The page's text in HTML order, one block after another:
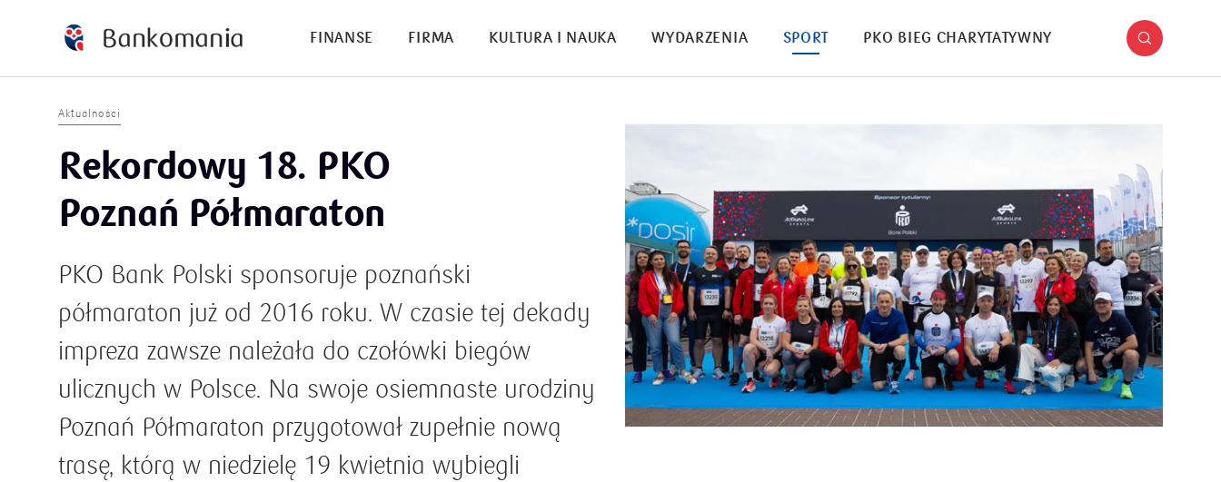
FINANSE FIRMA KULTURA I NAUKA WYDARZENIA SPORT PKO BIEG CHARYTATYWNY
Aktualności
Rekordowy 18. PKO
Poznań Półmaraton
PKO Bank Polski sponsoruje poznański
półmaraton już od 2016 roku. W czasie tej dekady
impreza zawsze należała do czołówki biegów
ulicznych w Polsce. Na swoje osiemnaste urodziny
Poznań Półmaraton przygotował zupełnie nową
trasę, którą w niedzielę 19 kwietnia wybiegli